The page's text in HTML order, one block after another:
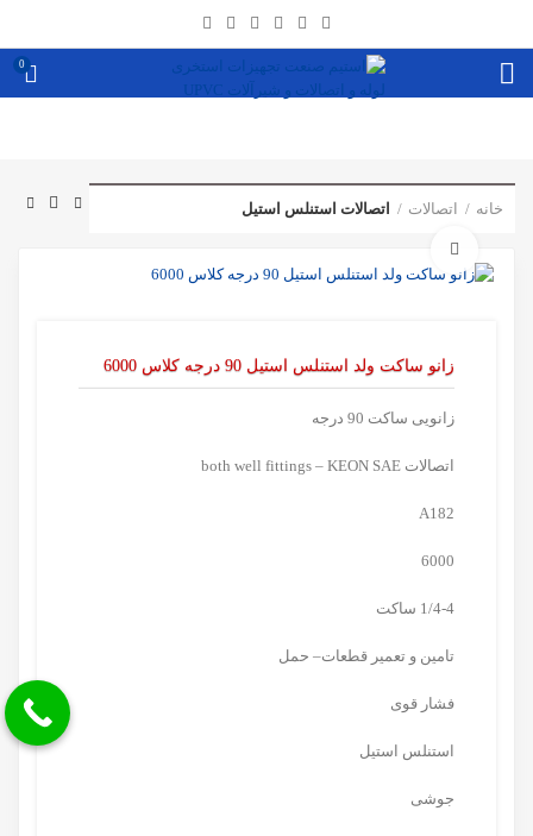
0
خانه اتصالات اتصالات استنلس استیل
زانو ساکت ولد استنلس استیل 90 درجه کلاس 6000
زانویی ساکت 90 درجه
اتصالات both well fittings – KEON SAE
A182
6000
1/4-4 ساکت
تامین و تعمیر قطعات– حمل
فشار قوی
استنلس استیل
جوشی